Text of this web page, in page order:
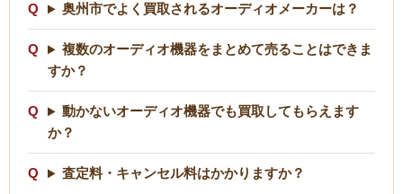
奥州市でよく買取されるオーディオメーカーは？
複数のオーディオ機器をまとめて売ることはできま
すか？
動かないオーディオ機器でも買取してもらえます
か？
査定料・キャンセル料はかかりますか？